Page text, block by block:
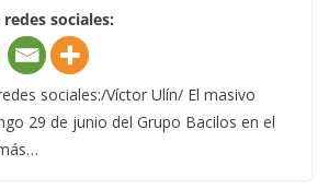
sociales:
sociales:/Víctor Ulín/ El masivo
29 de junio del Grupo Bacilos en el